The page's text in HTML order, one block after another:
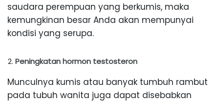
saudara perempuan yang berkumis, maka
kemungkinan besar Anda akan mempunyai
kondisi yang serupa.
Peningkatan hormon testosteron
Munculnya kumis atau banyak tumbuh rambut
pada tubuh wanita juga dapat disebabkan